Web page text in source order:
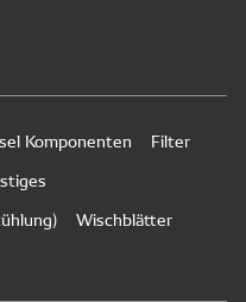
Komponenten
Filter
Wischblätter